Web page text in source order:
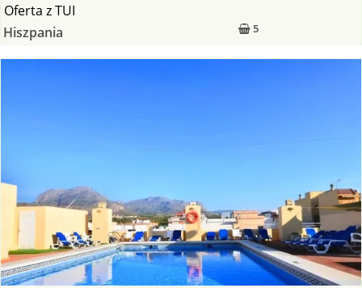
5
Oferta zTUI
Hiszpania